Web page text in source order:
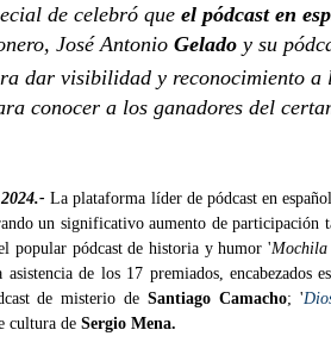
de celebró que el pódcast en
José Antonio Gelado y su
dar visibilidad y reconocimiento a
conocer a los ganadores del
2024.-La plataforma líder de pódcast en
un significativo aumento de participación
popular pódcast de historia y humor 'Mochila
de los 17 premiados, encabezados
de misterio deSantiago Camacho; '
cultura de Sergio Mena.